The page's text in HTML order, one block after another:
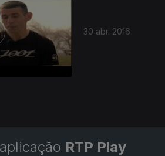
30 abr. 2016
RTP Play